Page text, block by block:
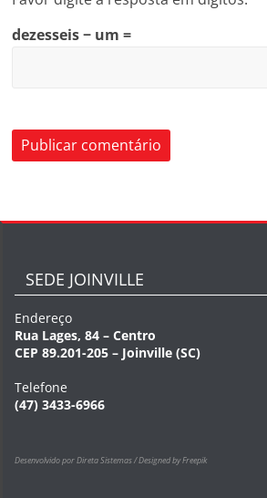
dezesseis − um =
SEDE JOINVILLE
Endereço
Rua Lages, 84 – Centro
CEP 89.201-205 – Joinville (SC)
Telefone
(47) 3433-6966
Desenvolvido por Direta Sistemas /Designed by Freepik